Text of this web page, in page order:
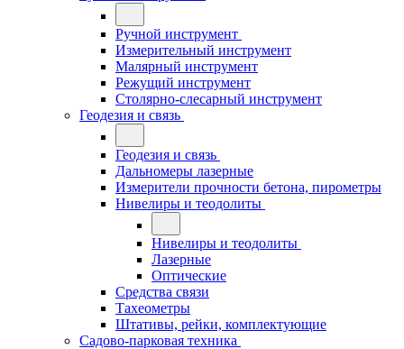
Ручной инструмент
Измерительный инструмент
Малярный инструмент
Режущий инструмент
Столярно-слесарный инструмент
Геодезия и связь
Геодезия и связь
Дальномеры лазерные
Измерители прочности бетона, пирометры
Нивелиры и теодолиты
Нивелиры и теодолиты
Лазерные
Оптические
Средства связи
Тахеометры
Штативы, рейки, комплектующие
Садово-парковая техника